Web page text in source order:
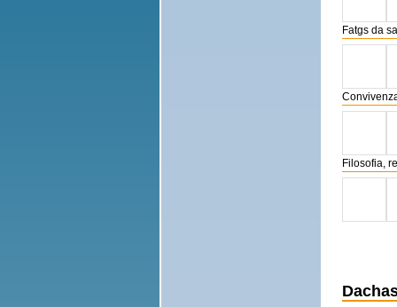
Fatgs da
Filosofia,